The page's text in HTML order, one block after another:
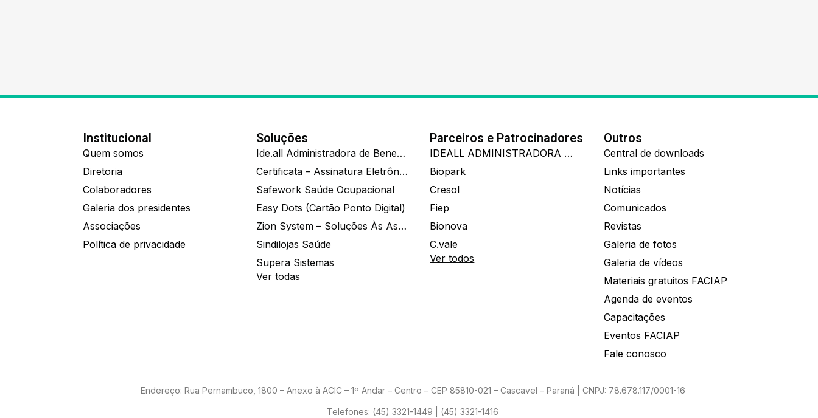
Institucional
Quem somos
Diretoria
Colaboradores
Galeria dos presidentes
Associações
Política de privacidade
Soluções
Ide.all Administradora de Benefícios
Certificata – Assinatura Eletrônica De Documentos
Safework Saúde Ocupacional
Easy Dots (Cartão Ponto Digital)
Zion System – Soluções Às Associações E Empresas
Sindilojas Saúde
Supera Sistemas
Ver todas
Parceiros e Patrocinadores
IDEALL ADMINISTRADORA DE BENEFÍCIOS
Biopark
Cresol
Fiep
Bionova
C.vale
Ver todos
Outros
Central de downloads
Links importantes
Notícias
Comunicados
Revistas
Galeria de fotos
Galeria de vídeos
Materiais gratuitos FACIAP
Agenda de eventos
Capacitações
Eventos FACIAP
Fale conosco
Endereço: Rua Pernambuco, 1800 – Anexo à ACIC – 1º Andar – Centro – CEP 85810-021 – Cascavel – Paraná | CNPJ: 78.678.117/0001-16
Telefones: (45) 3321-1449 | (45) 3321-1416